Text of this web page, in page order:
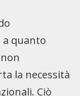
quanto
la necessità
Ciò